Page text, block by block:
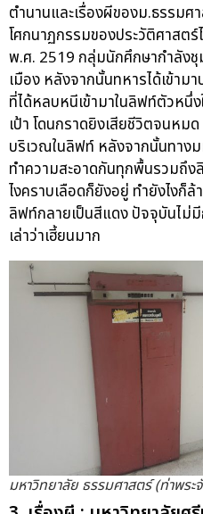
ตำนานและเรื่องผีของม.ธรรมศ
โศกนาฏกรรมของประวัติศาสต
พ.ศ. 2519 กลุ่มนักศึกษากำลังชุ
เมือง หลังจากนั้นทหารได้เข้าม
ที่ได้หลบหนีเข้ามาในลิฟท์ตัวหนึ่
เป้า โดนกราดยิงเสียชีวิตจนหม
บริเวณในลิฟท์ หลังจากนั้นทาง
ทำความสะอาดกันทุกพื้นรวมถึ
ไงคราบเลือดก็ยังอยู่ ทำยังไงก็
ลิฟท์กลายเป็นสีแดง ปัจจุบันไม่มี
เล่าว่าเฮี้ยนมาก
มหาวิทยาลัย ธรรมศาสตร์ (ท่าพร